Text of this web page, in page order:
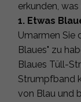
erkunden,
1. Etwas
Umarmen Sie
Blaues" zu
Blaues Tüll-
Strumpfband
von Blau und